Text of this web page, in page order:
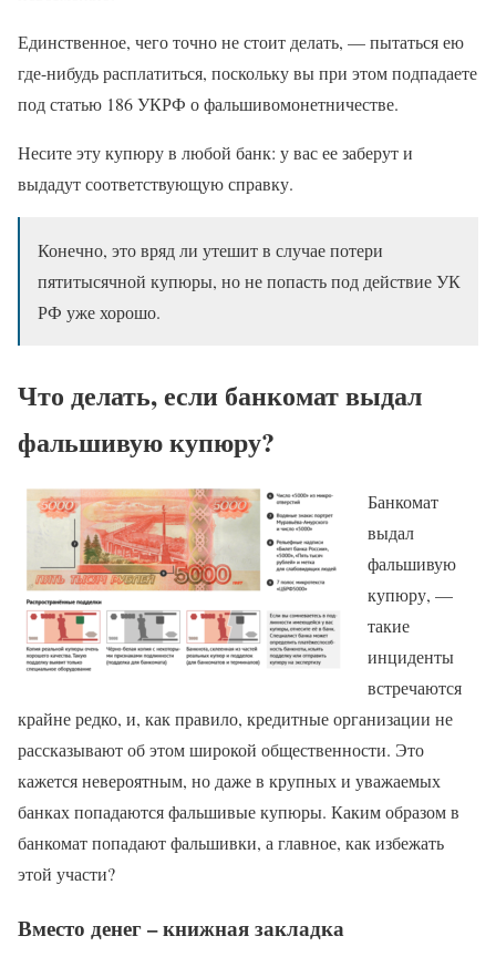
Единственное, чего точно не стоит делать, — пытаться ею
где-нибудь расплатиться, поскольку вы при этом подпадаете
под статью 186 УКРФ о фальшивомонетничестве.
Несите эту купюру в любой банк: у вас ее заберут и
выдадут соответствующую справку.
Конечно, это вряд ли утешит в случае потери
пятитысячной купюры, но не попасть под действие УК
РФ уже хорошо.
Что делать, если банкомат выдал
фальшивую купюру?
Банкомат
выдал
фальшивую
купюру, —
такие
инциденты
встречаются
крайне редко, и, как правило, кредитные организации не
рассказывают об этом широкой общественности. Это
кажется невероятным, но даже в крупных и уважаемых
банках попадаются фальшивые купюры. Каким образом в
банкомат попадают фальшивки, а главное, как избежать
этой участи?
Вместо денег – книжная закладка